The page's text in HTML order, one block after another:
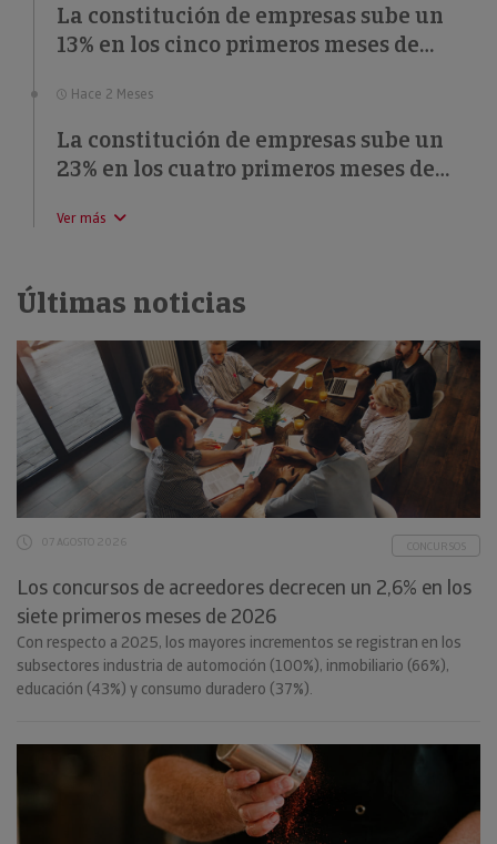
La constitución de empresas sube un
13% en los cinco primeros meses de
Hace 2 Meses
La constitución de empresas sube un
23% en los cuatro primeros meses de
Ver más
Últimas noticias
07 AGOSTO 2026 CONCURSOS
Los concursos de acreedores decrecen un 2,6% en los
siete primeros meses de 2026
Con respecto a 2025, los mayores incrementos se registran en los
subsectores industria de automoción (100%), inmobiliario (66%),
educación (43%) y consumo duradero (37%).